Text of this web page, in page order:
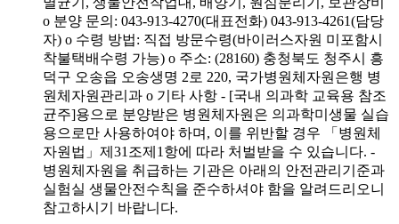
o 분양 문의: 043-913-4270(대표전화) 043-913-4261(담당
자) o 수령 방법: 직접 방문수령(바이러스자원 미포함시
착불택배수령 가능) o 주소: (28160) 충청북도 청주시 흥
덕구 오송읍 오송생명 2로 220, 국가병원체자원은행 병
원체자원관리과 o 기타 사항 - [국내 의과학 교육용 참조
균주]용으로 분양받은 병원체자원은 의과학미생물 실습
용으로만 사용하여야 하며, 이를 위반할 경우 「병원체
자원법」제31조제1항에 따라 처벌받을 수 있습니다. -
병원체자원을 취급하는 기관은 아래의 안전관리기준과
실험실 생물안전수칙을 준수하셔야 함을 알려드리오니
참고하시기 바랍니다.